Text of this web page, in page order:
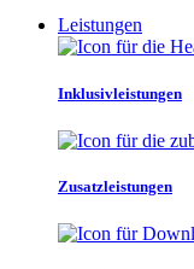
Leistungen
Inklusivleistungen
Zusatzleistungen